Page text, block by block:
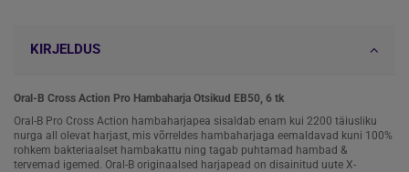
KIRJELDUS
Oral-B Cross Action Pro Hambaharja Otsikud EB50, 6 tk
Oral-B Pro Cross Action hambaharjapea sisaldab enam kui 2200 täiusliku
nurga all olevat harjast, mis võrreldes hambaharjaga eemaldavad kuni 100%
rohkem bakteriaalset hambakattu ning tagab puhtamad hambad &
tervemad igemed. Oral-B originaalsed harjapead on disainitud uute X-